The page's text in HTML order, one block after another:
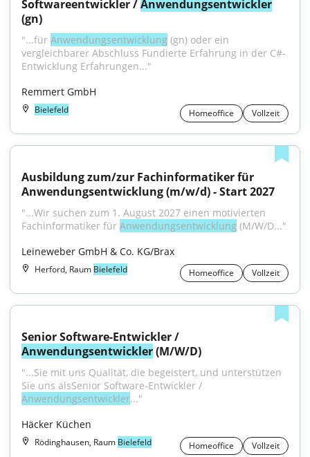
Softwareentwickler / Anwendungsentwickler
(gn)
"...für Anwendungsentwicklung (gn) oder ein
vergleichbarer Abschluss Fundierte Erfahrung in der C#-
Entwicklung Erfahrungen..."
Remmert GmbH
Bielefeld Homeoffice Vollzeit
Ausbildung zum/zur Fachinformatiker für
Anwendungsentwicklung (m/w/d) - Start 2027
"...Wir suchen zum 1. August 2027 einen motivierten
Fachinformatiker für Anwendungsentwicklung (M/W/D..."
Leineweber GmbH & Co. KG/Brax
Herford, Raum Bielefeld Homeoffice Vollzeit
Anwendungsentwickler (M/W/D)
"...Sie mit uns Qualität, die begeistert, und unterstützen
Anwendungsentwickler..."
Häcker Küchen
Rödinghausen, Raum Bielefeld Homeoffice Vollzeit